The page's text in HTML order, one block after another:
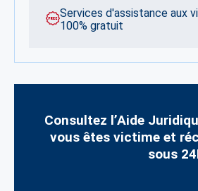
Services d'assistance aux
100% gratuit
Consultez l’Aide
vous êtes victime et
sous